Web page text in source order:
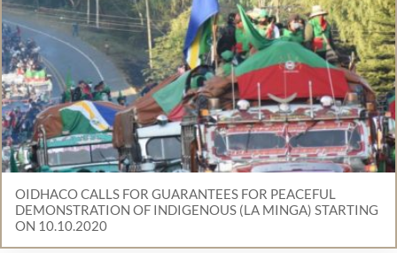
OIDHACO CALLS FOR GUARANTEES FOR PEACEFUL
DEMONSTRATION OF INDIGENOUS (LA MINGA) STARTING
ON 10.10.2020